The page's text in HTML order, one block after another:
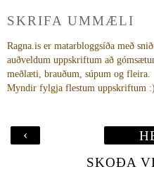
SKRIFA UMMÆLI
Ragna.is er matarbloggsíða með
auðveldum uppskriftum að
meðlæti, brauðum, súpum og fleira.
Myndir fylgja flestum uppskriftum :)
‹
SKOÐA